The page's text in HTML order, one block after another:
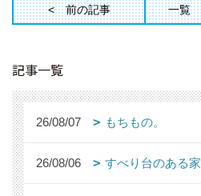
前の記事 一覧
記事一覧
26/08/07 もちもの。
26/08/06 すべり台のある家